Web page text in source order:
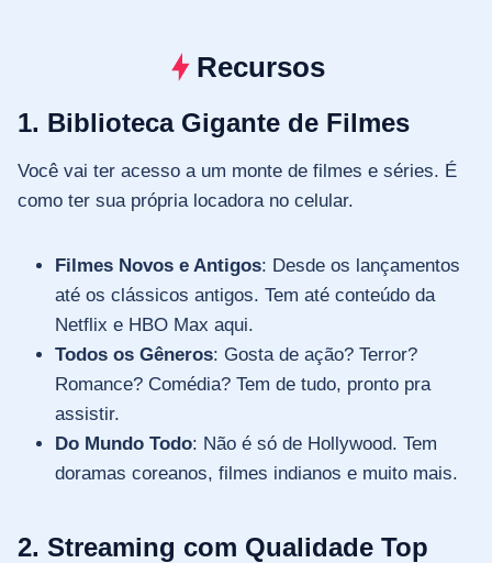
Recursos
1. Biblioteca Gigante de Filmes
Você vai ter acesso a um monte de filmes e séries. É
como ter sua própria locadora no celular.
Filmes Novos e Antigos: Desde os lançamentos
até os clássicos antigos. Tem até conteúdo da
Netflix e HBO Max aqui.
Todos os Gêneros: Gosta de ação? Terror?
Romance? Comédia? Tem de tudo, pronto pra
assistir.
Do Mundo Todo: Não é só de Hollywood. Tem
doramas coreanos, filmes indianos e muito mais.
2. Streaming com Qualidade Top